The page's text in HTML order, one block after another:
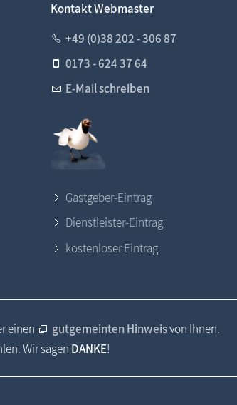
Kontakt Webmaster
+49 (0)38 202 - 306 87
0173 - 624 37 64
E-Mail schreiben
Gastgeber-Eintrag
Dienstleister-Eintrag
kostenloser Eintrag
einen gutgemeinten Hinweisvon Ihnen.
Wir sagen DANKE!